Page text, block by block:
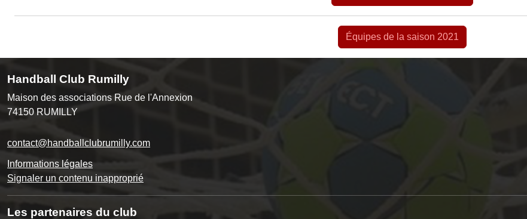
Équipes de la saison 2021
Handball Club Rumilly
Maison des associations Rue de l'Annexion
74150 RUMILLY
contact@handballclubrumilly.com
Informations légales
Signaler un contenu inapproprié
Les partenaires du club